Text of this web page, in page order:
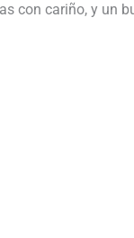
con cariño, y un